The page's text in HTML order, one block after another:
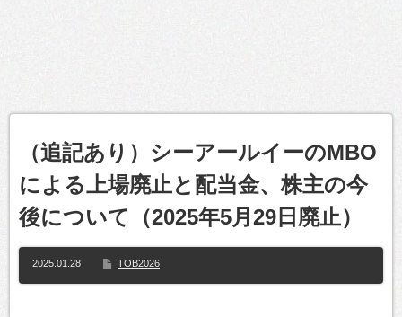
（追記あり）シーアールイーのMBO
による上場廃止と配当金、株主の今
後について（2025年5月29日廃止）
2025.01.28 TOB2026